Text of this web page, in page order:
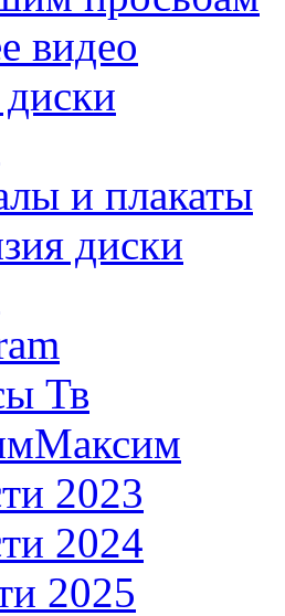
видео
и плакаты
диски
Тв
2023
2024
2025